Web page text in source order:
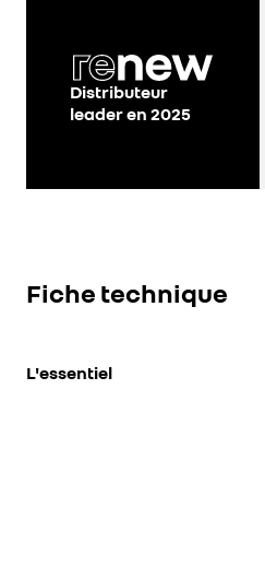
Distributeur
leader en 2025
Fiche technique
L'essentiel